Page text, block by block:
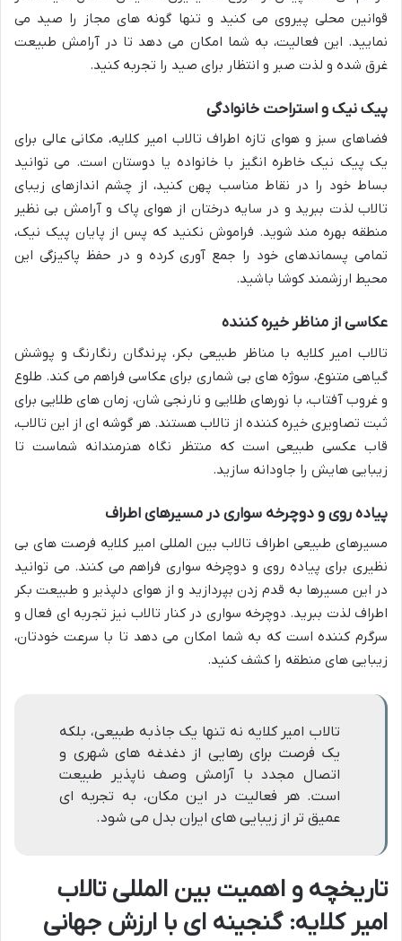
قوانین محلی پیروی می کنید و تنها گونه های مجاز را صید می
نمایید. این فعالیت، به شما امکان می دهد تا در آرامش طبیعت
غرق شده و لذت صبر و انتظار برای صید را تجربه کنید.
پیک نیک و استراحت خانوادگی
فضاهای سبز و هوای تازه اطراف تالاب امیر کلایه، مکانی عالی برای
یک پیک نیک خاطره انگیز با خانواده یا دوستان است. می توانید
بساط خود را در نقاط مناسب پهن کنید، از چشم اندازهای زیبای
تالاب لذت ببرید و در سایه درختان از هوای پاک و آرامش بی نظیر
منطقه بهره مند شوید. فراموش نکنید که پس از پایان پیک نیک،
تمامی پسماندهای خود را جمع آوری کرده و در حفظ پاکیزگی این
محیط ارزشمند کوشا باشید.
عکاسی از مناظر خیره کننده
تالاب امیر کلایه با مناظر طبیعی بکر، پرندگان رنگارنگ و پوشش
گیاهی متنوع، سوژه های بی شماری برای عکاسی فراهم می کند. طلوع
و غروب آفتاب، با نورهای طلایی و نارنجی شان، زمان های طلایی برای
ثبت تصاویری خیره کننده از تالاب هستند. هر گوشه ای از این تالاب،
قاب عکسی طبیعی است که منتظر نگاه هنرمندانه شماست تا
زیبایی هایش را جاودانه سازید.
پیاده روی و دوچرخه سواری در مسیرهای اطراف
مسیرهای طبیعی اطراف تالاب بین المللی امیر کلایه فرصت های بی
نظیری برای پیاده روی و دوچرخه سواری فراهم می کنند. می توانید
در این مسیرها به قدم زدن بپردازید و از هوای دلپذیر و طبیعت بکر
اطراف لذت ببرید. دوچرخه سواری در کنار تالاب نیز تجربه ای فعال و
سرگرم کننده است که به شما امکان می دهد تا با سرعت خودتان،
زیبایی های منطقه را کشف کنید.
تالاب امیر کلایه نه تنها یک جاذبه طبیعی، بلکه
یک فرصت برای رهایی از دغدغه های شهری و
اتصال مجدد با آرامش وصف ناپذیر طبیعت
است. هر فعالیت در این مکان، به تجربه ای
عمیق تر از زیبایی های ایران بدل می شود.
تاریخچه و اهمیت بین المللی تالاب
امیر کلایه: گنجینه ای با ارزش جهانی